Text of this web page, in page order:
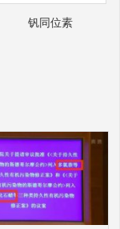
钒同位素